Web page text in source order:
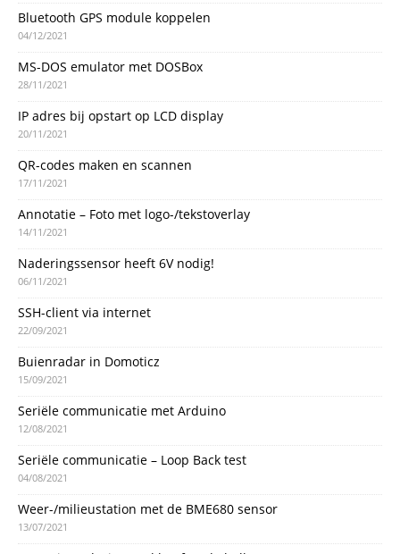
Bluetooth GPS module koppelen
04/12/2021
MS-DOS emulator met DOSBox
28/11/2021
IP adres bij opstart op LCD display
20/11/2021
QR-codes maken en scannen
17/11/2021
Annotatie – Foto met logo-/tekstoverlay
14/11/2021
Naderingssensor heeft 6V nodig!
06/11/2021
SSH-client via internet
22/09/2021
Buienradar in Domoticz
15/09/2021
Seriële communicatie met Arduino
12/08/2021
Seriële communicatie – Loop Back test
04/08/2021
Weer-/milieustation met de BME680 sensor
13/07/2021